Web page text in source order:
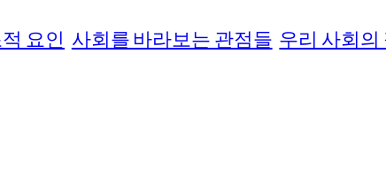
요인 사회를 바라보는 관점들 우리 사회의